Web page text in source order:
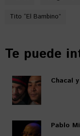
Tito “El Bambino”
Te puede
Chacal
Pablo